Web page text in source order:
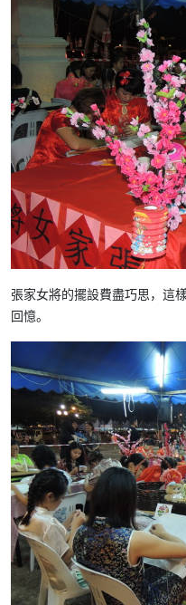
張家女將的擺設費盡巧思，這
回憶。